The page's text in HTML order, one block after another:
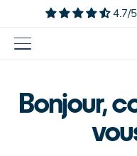
passer au
4.7/
Bonjour,